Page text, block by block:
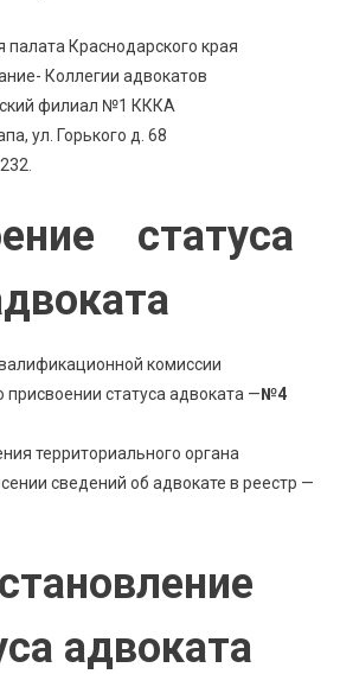
палата Краснодарского края
Коллегии адвокатов
филиал №1 КККА
ул. Горького д. 68
статуса
комиссии
статуса адвоката —№4
территориального органа
сведений об адвокате в реестр —
адвоката